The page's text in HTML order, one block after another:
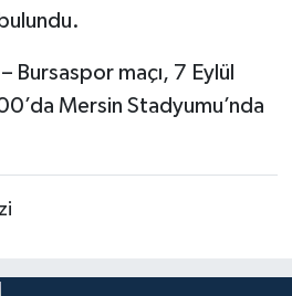
Bursaspor maçı, 7 Eylül
Mersin Stadyumu’nda